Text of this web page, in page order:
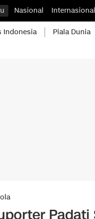
Nasional Internasional
Indonesia Piala Dunia
Padati